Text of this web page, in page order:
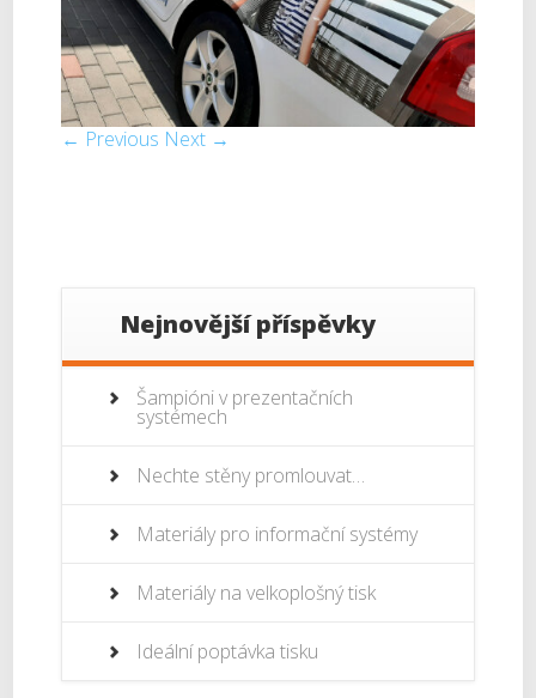
← Previous Next →
Nejnovější příspěvky
Šampióni v prezentačních
systémech
Nechte stěny promlouvat…
Materiály pro informační systémy
Materiály na velkoplošný tisk
Ideální poptávka tisku